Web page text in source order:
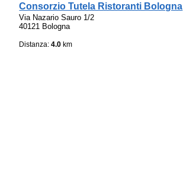
Consorzio Tutela Ristoranti Bologna
Via Nazario Sauro 1/2
40121 Bologna
Distanza:4.0 km